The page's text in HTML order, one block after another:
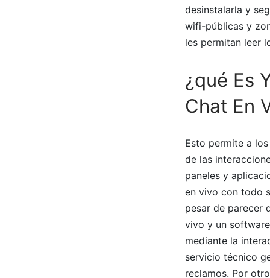
desinstalarla y
wifi-públicas y
les permitan leer
¿qué Es
Chat En
Esto permite a
de las
paneles y
en vivo con todo
pesar de parecer
vivo y un
mediante la
servicio técnico
reclamos. Por